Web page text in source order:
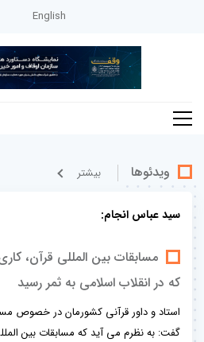
English
ویدئوها بيشتر
سید عباس انجام:
مسابقات بین المللی قرآن،
که در انقلاب اسلامی به ثمر رسید
استاد و داور قرآنی کشورمان در خصوص
گفت: به نظرم می آید که مسابقات بین